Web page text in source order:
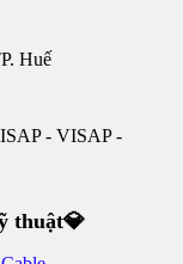
Huế
- VISAP -
thuật💎